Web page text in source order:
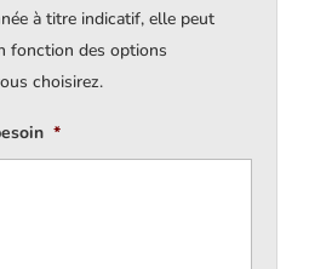
à titre indicatif, elle peut
fonction des options
choisirez.
*